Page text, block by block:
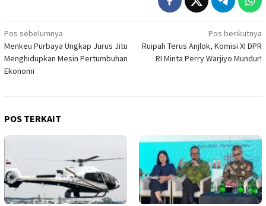
Navigasi
pos
Pos sebelumnya
Menkeu Purbaya Ungkap Jurus Jitu
Menghidupkan Mesin Pertumbuhan
Ekonomi
Pos berikutnya
Ruipah Terus Anjlok, Komisi XI DPR
RI Minta Perry Warjiyo Mundur!
POS TERKAIT